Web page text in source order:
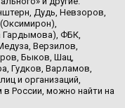
Дудь, Невзоров,
Гардымова), ФБК,
Верзилов,
Быков, Шац,
Гудков, Варламов,
и организаций,
России, можно найти на